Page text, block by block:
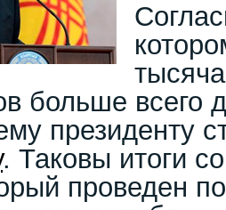
больше всего
президенту
. Таковы итоги
проведен